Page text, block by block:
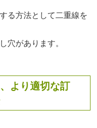
る方法として二重線を
穴があります。
より適切な訂